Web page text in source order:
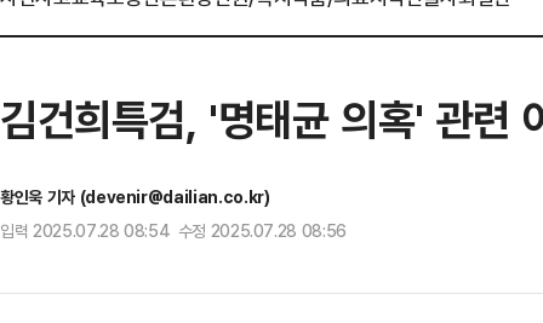
김건희특검, '명태균 의혹' 관련
황인욱 기자 (devenir@dailian.co.kr)
입력 2025.07.28 08:54 수정 2025.07.28 08:56